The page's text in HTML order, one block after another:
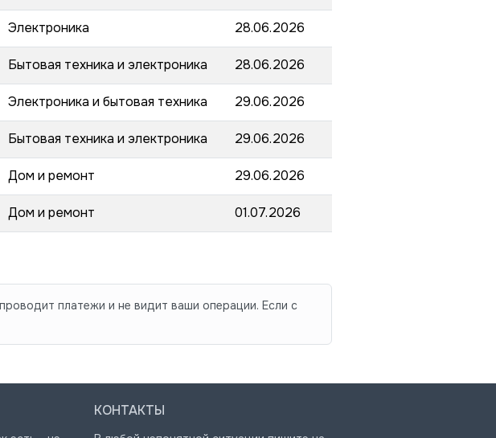
Электроника 28.06.2026
Бытовая техника и электроника 28.06.2026
Электроника и бытовая техника 29.06.2026
Бытовая техника и электроника 29.06.2026
Дом и ремонт 29.06.2026
Дом и ремонт 01.07.2026
платежи и не видит ваши операции. Если с
КОНТАКТЫ